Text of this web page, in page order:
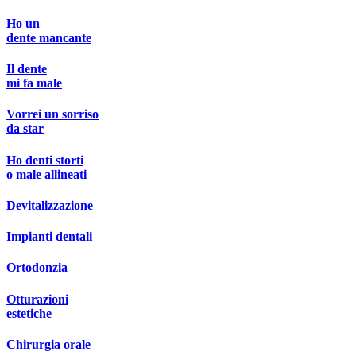
Ho un
dente mancante
Il dente
mi fa male
Vorrei un sorriso
da star
Ho denti storti
o male allineati
Devitalizzazione
Impianti dentali
Ortodonzia
Otturazioni
estetiche
Chirurgia orale